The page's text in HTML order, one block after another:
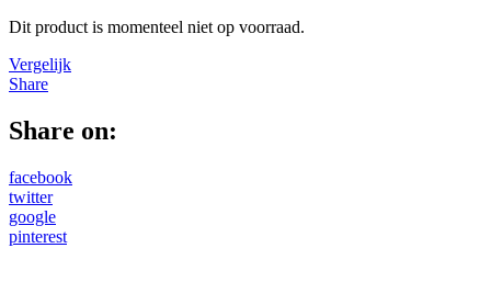
Dit product is momenteel niet op voorraad.
Vergelijk
Share
Share on:
facebook
twitter
google
pinterest